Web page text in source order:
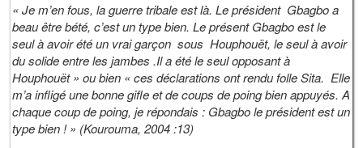
« Je m’en fous, la guerre tribale est là. Le président Gbagbo a
beau être bété, c’est un type bien. Le présent Gbagbo est le
seul à avoir été un vrai garçon sous Houphouët, le seul à avoir
du solide entre les jambes .Il a été le seul opposant à
Houphouët » ou bien « ces déclarations ont rendu folle Sita. Elle
m’a infligé une bonne gifle et de coups de poing bien appuyés. A
chaque coup de poing, je répondais : Gbagbo le président est un
type bien ! » (Kourouma, 2004 :13)